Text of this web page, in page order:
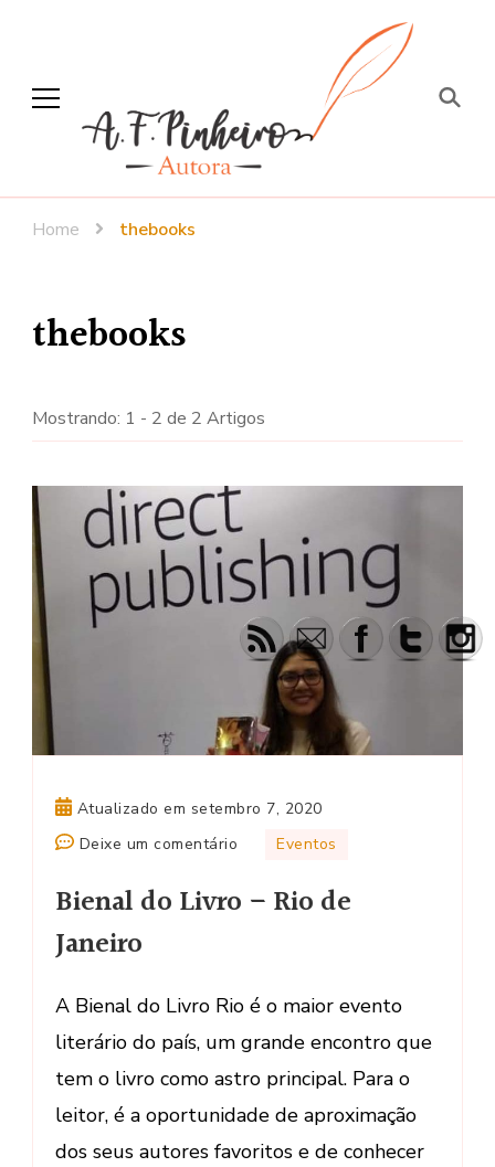
A. F. Pinheiro
Home thebooks
thebooks
Mostrando: 1 - 2 de 2 Artigos
Atualizado em setembro 7, 2020
Deixe um comentário
do
de
Janeiro
Eventos
Bienal do Livro – Rio de
Janeiro
A Bienal do Livro Rio é o maior evento
literário do país, um grande encontro que
tem o livro como astro principal. Para o
leitor, é a oportunidade de aproximação
dos seus autores favoritos e de conhecer